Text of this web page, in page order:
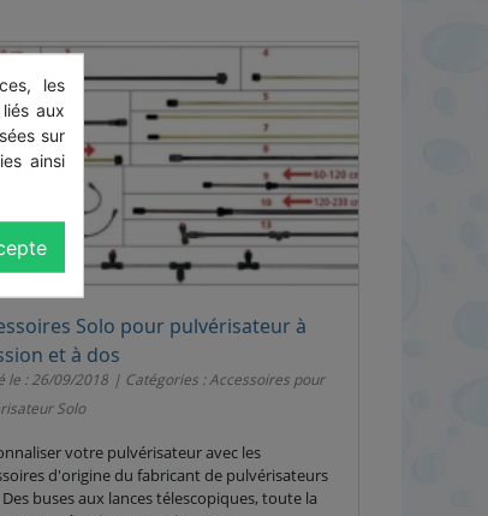
Solo pour pulvérisateur à
et à dos
le : 26/09/2018 Catégories :Accessoires pour
Solo
votre pulvérisateur avec les
d'origine du fabricant de pulvérisateurs
Des buses aux lances télescopiques, toute la
les
aux
sur
ainsi